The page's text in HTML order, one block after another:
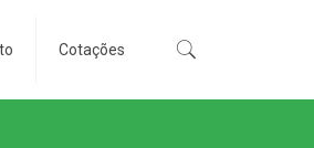
Cotações